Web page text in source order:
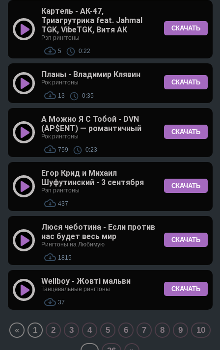
Картель - АК-47,
Триагрутрика feat. Jahmal
TGK, VibeTGK, Витя АК
Рэп рингтоны
5
0:22
СКАЧАТЬ
Планы - Владимир Клявин
Рок рингтоны
13
0:35
СКАЧАТЬ
А Можно Я С Тобой - DVN
(AP$ENT) — романтичный
Рок рингтоны
759
0:23
СКАЧАТЬ
Егор Крид и Михаил
Шуфутинский - 3 сентября
Рэп рингтоны
437
СКАЧАТЬ
Люся чеботина - Если против
нас будет весь мир
Рингтоны на Любимую
1815
СКАЧАТЬ
Wellboy - Жовті мальви
Танцевальные рингтоны
37
СКАЧАТЬ
« 1 2 3 4 5 6 7 8 9 10